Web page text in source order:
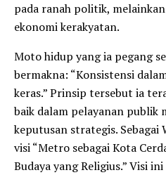
pada ranah politik,
ekonomi kerakyatan.
Moto hidup yang ia pegang
bermakna: “Konsistensi
keras.” Prinsip tersebut ia
baik dalam pelayanan publik
keputusan strategis. Sebagai
visi “Metro sebagai Kota
Budaya yang Religius.” Visi